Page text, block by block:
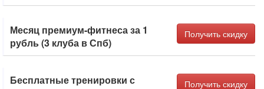
Месяц премиум-фитнеса за 1
рубль (3 клуба в Спб)
Получить скидку
Бесплатные тренировки с
Получить скидку